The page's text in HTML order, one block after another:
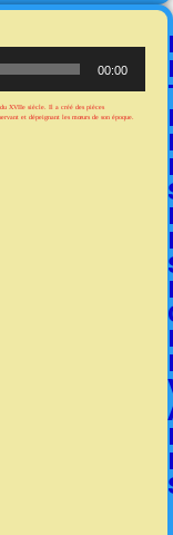
00:00
XVIIe siècle. Il a créé des pièces
et dépeignant les mœurs de son époque.